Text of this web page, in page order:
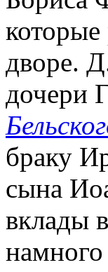
дворе.
дочери
браку
сына
вклады